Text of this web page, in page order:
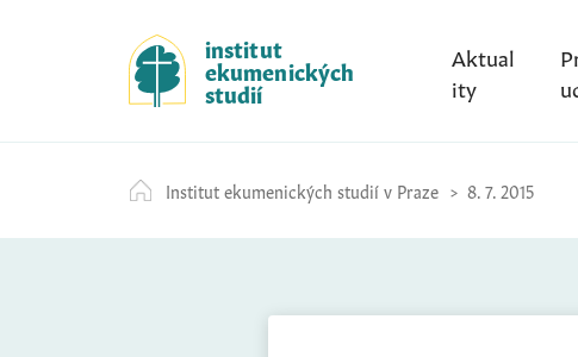
k
i
p
t
c
o
institut
ekumenických
studií
Aktual
ity
Institut ekumenických studií v Praze 8. 7. 2015